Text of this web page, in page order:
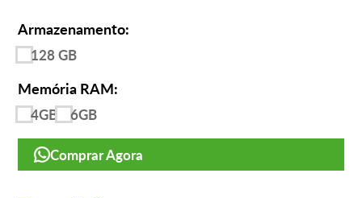
Armazenamento:
128 GB
Memória RAM:
4GB 6GB
Comprar Agora